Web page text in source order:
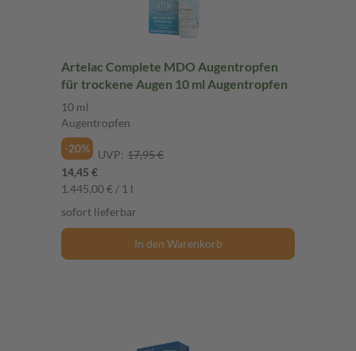
Artelac Complete MDO Augentropfen
für trockene Augen 10 ml Augentropfen
10 ml
Augentropfen
-20%
UVP: 17,95 €
14,45 €
1.445,00 € / 1 l
sofort lieferbar
In den Warenkorb